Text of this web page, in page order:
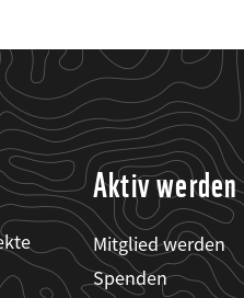
Aktiv werden
Mitglied werden
Spenden